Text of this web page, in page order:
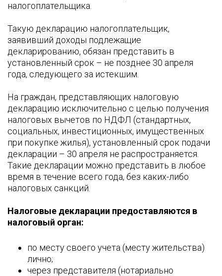
налогоплательщика.
Такую декларацию налогоплательщик,
заявивший доходы подлежащие
декларированию, обязан представить в
установленный срок – не позднее 30 апреля
года, следующего за истекшим.
На граждан, представляющих налоговую
декларацию исключительно с целью получения
налоговых вычетов по НДФЛ (стандартных,
социальных, инвестиционных, имущественных
при покупке жилья), установленный срок подачи
декларации – 30 апреля не распространяется.
Такие декларации можно представить в любое
время в течение всего года, без каких-либо
налоговых санкций.
Налоговые декларации предоставляются в
налоговый орган:
по месту своего учета (месту жительства)
лично;
через представителя (нотариально